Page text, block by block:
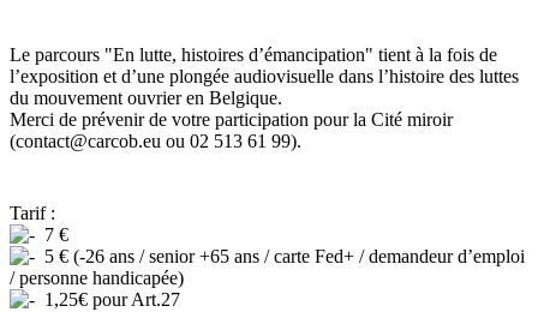
Le parcours "En lutte, histoires d’émancipation" tient à la fois de
l’exposition et d’une plongée audiovisuelle dans l’histoire des luttes
du mouvement ouvrier en Belgique.
Merci de prévenir de votre participation pour la Cité miroir
(contact@carcob.eu ou 02 513 61 99).
Tarif :
7 €
5 € (-26 ans / senior +65 ans / carte Fed+ / demandeur d’emploi
/ personne handicapée)
1,25€ pour Art.27